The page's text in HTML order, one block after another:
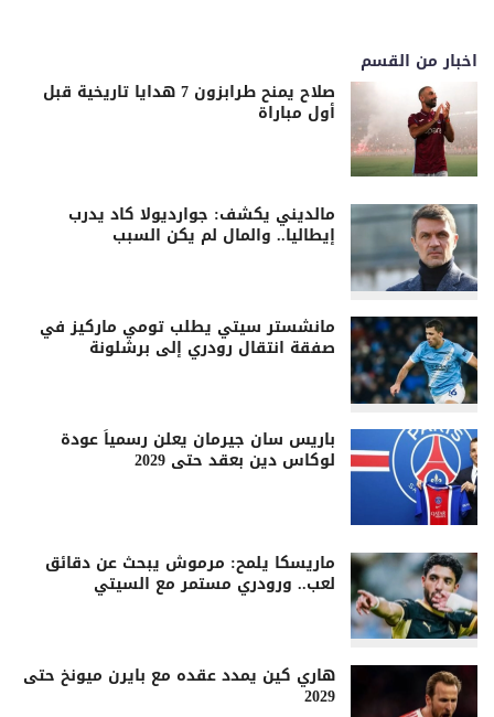
اخبار من القسم
صلاح يمنح طرابزون 7 هدايا تاريخية قبل
أول مباراة
مالديني يكشف: جوارديولا كاد يدرب
إيطاليا.. والمال لم يكن السبب
مانشستر سيتي يطلب تومي ماركيز في
صفقة انتقال رودري إلى برشلونة
باريس سان جيرمان يعلن رسمياً عودة
لوكاس دين بعقد حتى 2029
ماريسكا يلمح: مرموش يبحث عن دقائق
لعب.. ورودري مستمر مع السيتي
هاري كين يمدد عقده مع بايرن ميونخ حتى
2029